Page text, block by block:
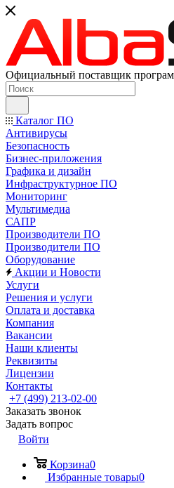
Официальный поставщик
Каталог ПО
Антивирусы
Безопасность
Бизнес-приложения
Графика и дизайн
Инфраструктурное ПО
Мониторинг
Мультимедиа
САПР
Производители ПО
Производители ПО
Оборудование
Акции и Новости
Услуги
Решения и услуги
Оплата и доставка
Компания
Вакансии
Наши клиенты
Реквизиты
Лицензии
Контакты
+7 (499) 213-02-00
Заказать звонок
Задать вопрос
Войти
Корзина0
Избранные товары0